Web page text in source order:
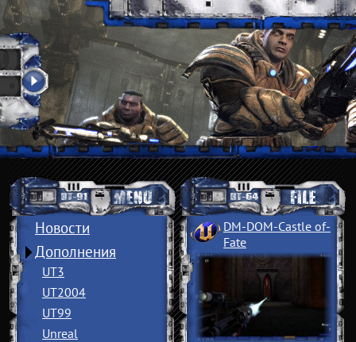
Новости
Дополнения
UT3
UT2004
UT99
Unreal
DM-DOM-Castle of­
Fate